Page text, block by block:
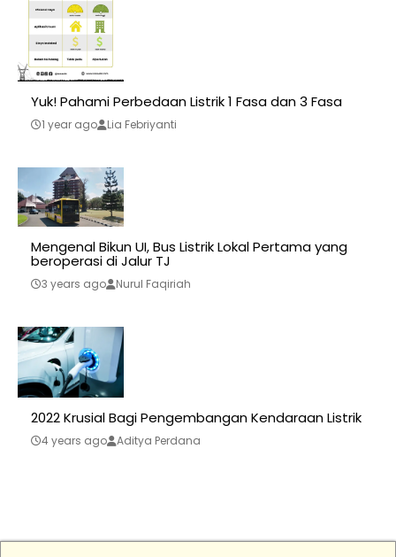
Yuk! Pahami Perbedaan Listrik 1 Fasa dan 3 Fasa
1 year ago Lia Febriyanti
Mengenal Bikun UI, Bus Listrik Lokal Pertama yang
beroperasi di Jalur TJ
3 years ago Nurul Faqiriah
2022 Krusial Bagi Pengembangan Kendaraan Listrik
4 years ago Aditya Perdana